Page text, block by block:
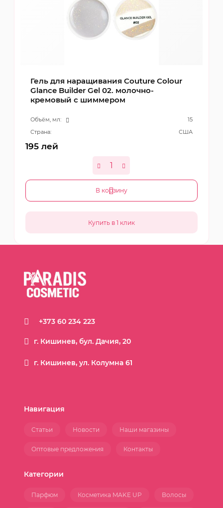
Гель для наращивания Couture Colour
Glance Builder Gel 02. молочно-
кремовый с шиммером
Объём, мл:
15
Страна:
США
195 лей
В корзину
г. Кишинев, ул. Колумна 61
+373 60 234 223
г. Кишинев, бул. Дачия, 20
Статьи Новости Наши магазины
Оптовые предложения Контакты
Навигация
Парфюм Косметика MAKE UP Волосы
Категории